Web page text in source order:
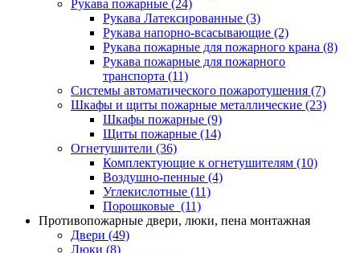
Рукава пожарные (24)
Рукава Латексированные (3)
Рукава напорно-всасывающие (2)
Рукава пожарные для пожарного крана (8)
Рукава пожарные для пожарного
транспорта (11)
Системы автоматического пожаротушения (7)
Шкафы и щиты пожарные металлические (23)
Шкафы пожарные (9)
Щиты пожарные (14)
Огнетушители (36)
Комплектующие к огнетушителям (10)
Воздушно-пенные (4)
Углекислотные (11)
Порошковые (11)
Противопожарные двери, люки, пена монтажная
Двери (49)
Люки (8)